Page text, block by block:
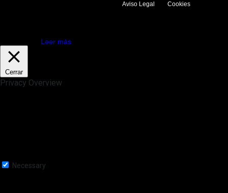
Aviso Legal Cookies
Leer más
Cerrar
Privacy Overview
Necessary